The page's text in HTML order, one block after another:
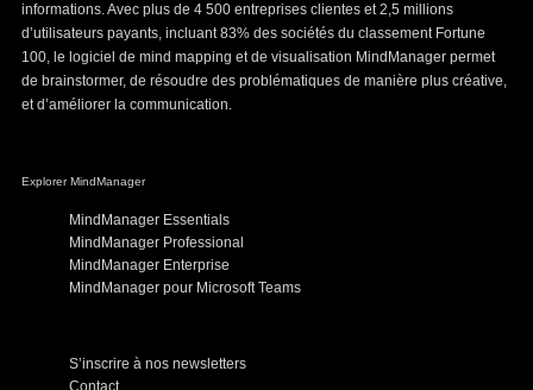
informations. Avec plus de 4 500 entreprises clientes et 2,5 millions
d’utilisateurs payants, incluant 83% des sociétés du classement Fortune
100, le logiciel de mind mapping et de visualisation MindManager permet
de brainstormer, de résoudre des problématiques de manière plus créative,
et d’améliorer la communication.
Explorer MindManager
MindManager Essentials
MindManager Professional
MindManager Enterprise
MindManager pour Microsoft Teams
S’inscrire à nos newsletters
Contact